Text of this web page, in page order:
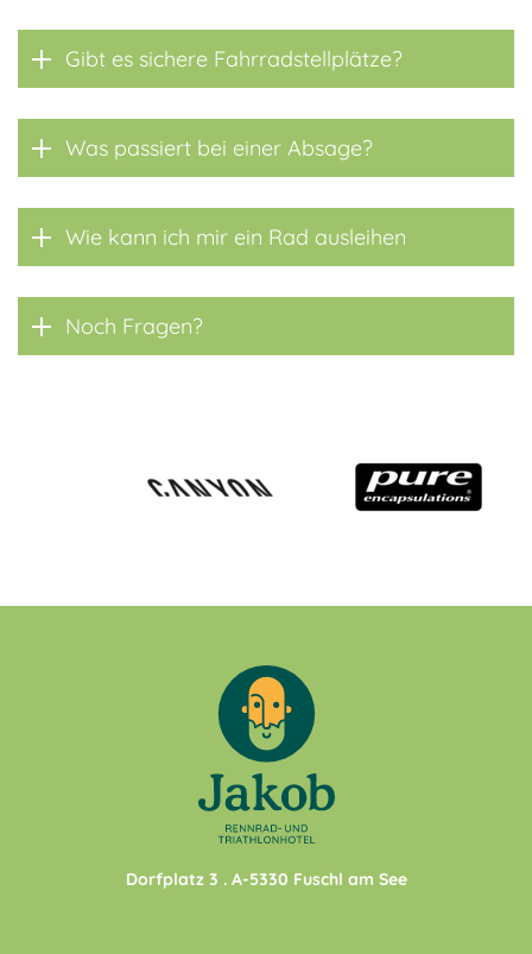
Gibt es sichere Fahrradstellplätze?
Was passiert bei einer Absage?
Wie kann ich mir ein Rad ausleihen
Noch Fragen?
Dorfplatz 3 . A-5330 Fuschl am See